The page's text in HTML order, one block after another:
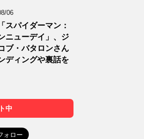
06
スパイダーマン：
ニューデイ」、ジ
ブ・バタロンさん
ディングや裏話を
中